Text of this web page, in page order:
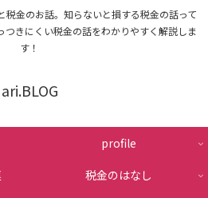
税金のお話。知らないと損する税金の話って
つきにくい税金の話をわかりやすく解説しま
す！
ari.BLOG
profile
税金のはなし